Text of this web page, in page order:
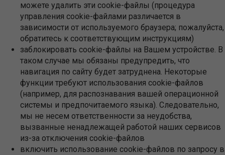
можете удалить эти cookie-файлы (процедура
управления cookie-файлами различается в
зависимости от используемого браузера; пожалуйста,
обратитесь к соответствующим инструкциям)
заблокировать cookie-файлы на Вашем устройстве. В
таком случае мы обязаны предупредить, что
навигация по сайту будет затруднена. Некоторые
функции требуют использования cookie-файлов
(например, для распознавания вашей операционной
системы и предпочитаемого языка). Следовательно,
мы не несем ответственности за неудобства,
вызванные ненадлежащей работой наших сервисов
из-за отключения cookie-файлов
включить использование cookie-файлов по запросу в